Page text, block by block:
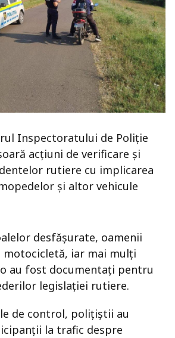
Inspectoratului de Poliție
acțiuni de verificare și
rutiere cu implicarea
și altor vehicule
desfășurate, oamenii
motocicletă, iar mai mulți
au fost documentați pentru
legislației rutiere.
de control, polițiștii au
la trafic despre